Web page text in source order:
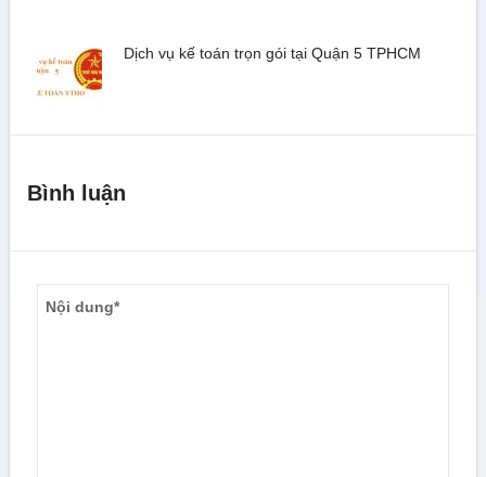
Dịch vụ kế toán trọn gói tại Quận 5 TPHCM
Bình luận